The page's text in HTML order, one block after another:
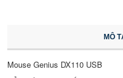
MÔ
Mouse Genius DX110 USB